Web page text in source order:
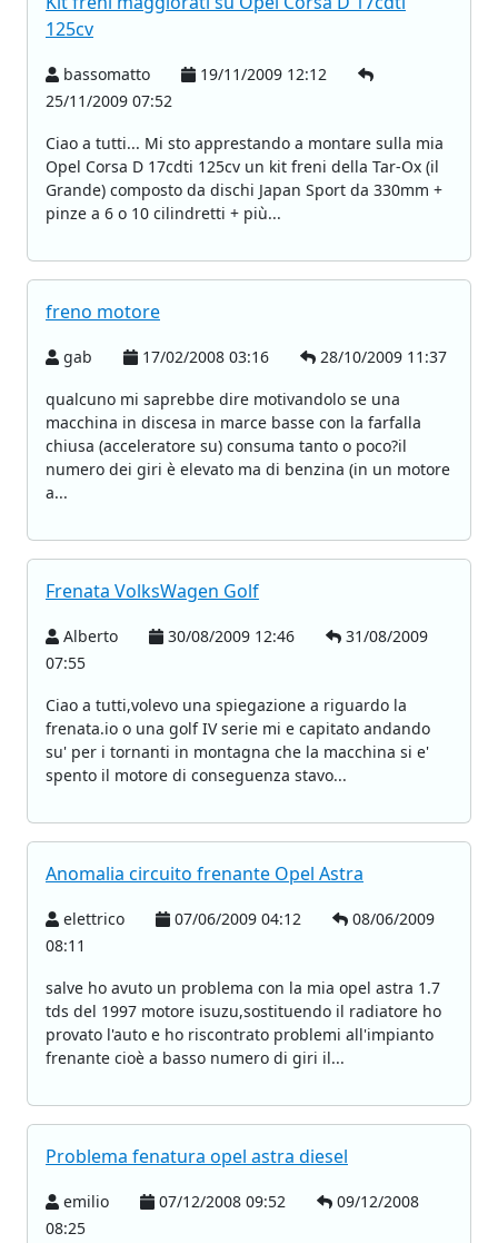
125cv
bassomatto
19/11/2009 12:12
25/11/2009 07:52
Ciao a tutti... Mi sto apprestando a montare sulla mia
Opel Corsa D 17cdti 125cv un kit freni della Tar-Ox (il
Grande) composto da dischi Japan Sport da 330mm +
pinze a 6 o 10 cilindretti + più...
freno motore
gab 17/02/2008 03:16
28/10/2009 11:37
qualcuno mi saprebbe dire motivandolo se una
macchina in discesa in marce basse con la farfalla
chiusa (acceleratore su) consuma tanto o poco?il
numero dei giri è elevato ma di benzina (in un motore
a...
Frenata VolksWagen Golf
Alberto 30/08/2009 12:46
31/08/2009
07:55
Ciao a tutti,volevo una spiegazione a riguardo la
frenata.io o una golf IV serie mi e capitato andando
su' per i tornanti in montagna che la macchina si e'
spento il motore di conseguenza stavo...
Anomalia circuito frenante Opel Astra
elettrico 07/06/2009 04:12
08/06/2009
08:11
salve ho avuto un problema con la mia opel astra 1.7
tds del 1997 motore isuzu,sostituendo il radiatore ho
provato l'auto e ho riscontrato problemi all'impianto
frenante cioè a basso numero di giri il...
Problema fenatura opel astra diesel
emilio 07/12/2008 09:52
09/12/2008
08:25